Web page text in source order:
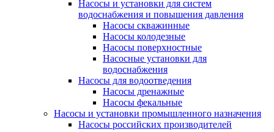
Насосы и установки для систем
водоснабжения и повышения давления
Насосы скважинные
Насосы колодезные
Насосы поверхностные
Насосные установки для
водоснабжения
Насосы для водоотведения
Насосы дренажные
Насосы фекальные
Насосы и установки промышленного назначения
Насосы российских производителей